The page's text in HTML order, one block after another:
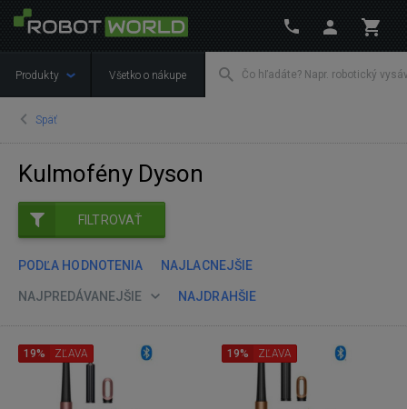
Produkty Všetko o nákupe
Späť
Kulmofény Dyson
FILTROVAŤ
PODĽA HODNOTENIA NAJLACNEJŠIE
NAJPREDÁVANEJŠIE NAJDRAHŠIE
19% ZĽAVA 19% ZĽAVA